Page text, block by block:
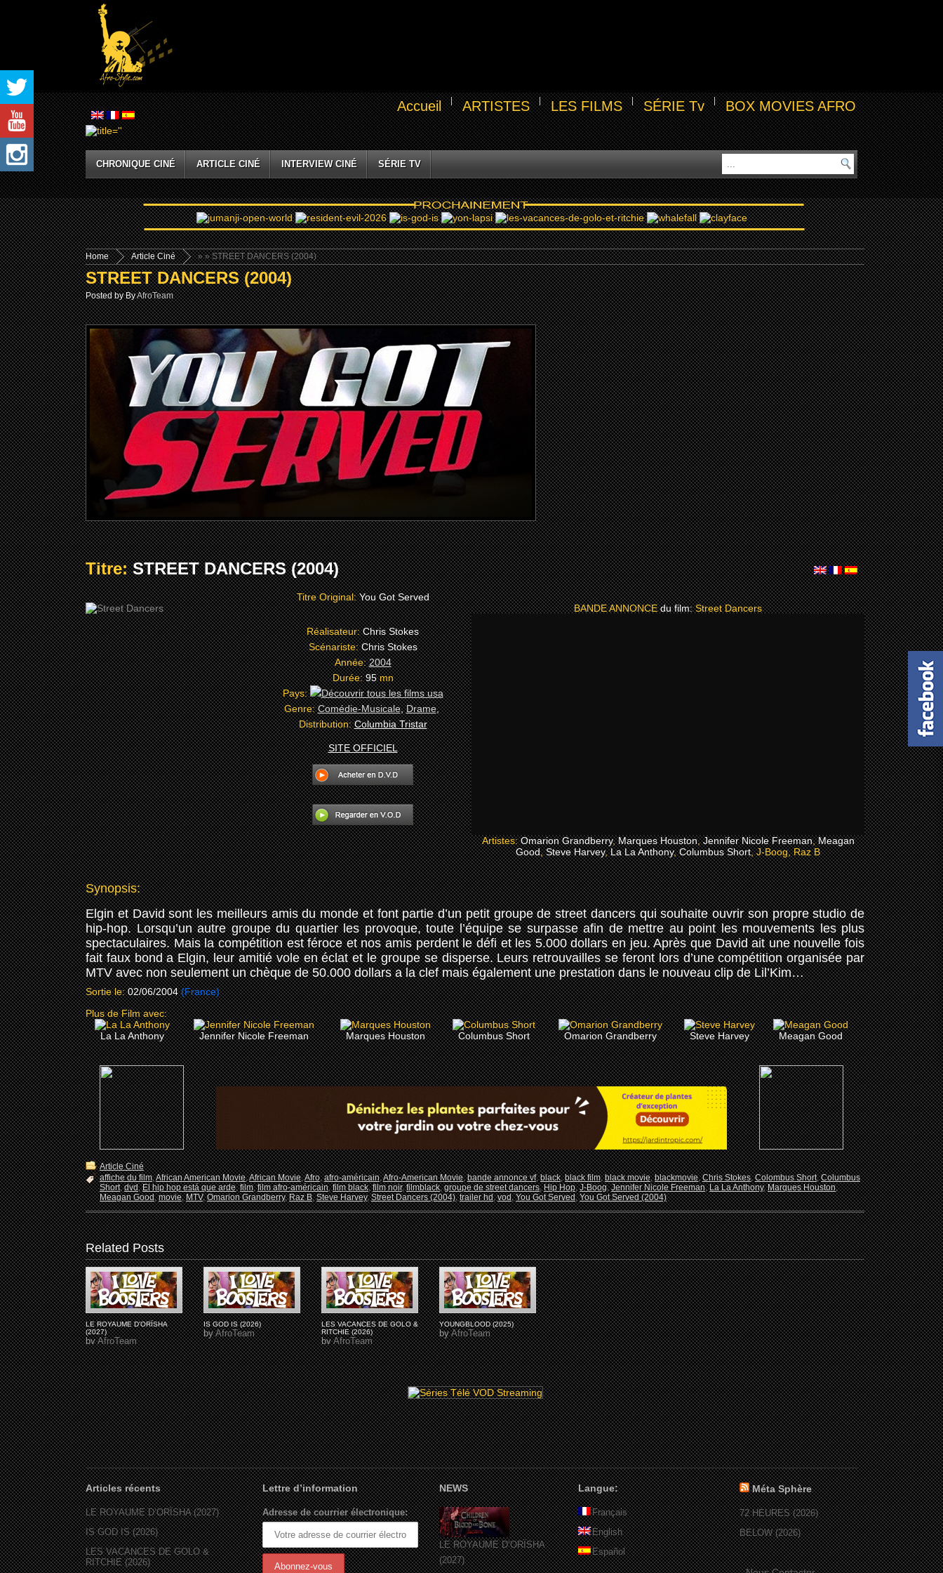
Accueil ARTISTES LES FILMS SÉRIE Tv BOX MOVIES AFRO
CHRONIQUE CINÉ ARTICLE CINÉ INTERVIEW CINÉ SÉRIE TV
Home »
Article Ciné » STREET DANCERS (2004)
STREET DANCERS (2004)
Posted by ByAfroTeam
Titre:STREET DANCERS (2004)
Titre Original:You Got Served
Réalisateur:Chris Stokes
Scénariste:Chris Stokes
Année:2004
Durée:95mn
Pays:
Genre:Comédie-Musicale,Drame,
Distribution:Columbia Tristar
SITE OFFICIEL
BANDE ANNONCE du film: Street Dancers
Artistes:Omarion Grandberry,Marques Houston,Jennifer Nicole Freeman,Meagan
Good,Steve Harvey,La La Anthony,Columbus Short, J-Boog, Raz B
Synopsis:
Elgin et David sont les meilleurs amis du monde et font partie d’un petit groupe de street dancers qui souhaite ouvrir son propre studio de
hip-hop. Lorsqu’un autre groupe du quartier les provoque, toute l’équipe se surpasse afin de mettre au point les mouvements les plus
spectaculaires. Mais la compétition est féroce et nos amis perdent le défi et les 5.000 dollars en jeu. Après que David ait une nouvelle fois
fait faux bond a Elgin, leur amitié vole en éclat et le groupe se disperse. Leurs retrouvailles se feront lors d’une compétition organisée par
MTV avec non seulement un chèque de 50.000 dollars a la clef mais également une prestation dans le nouveau clip de Lil’Kim…
Sortie le: 02/06/2004 (France)
Plus de Film avec:
La La Anthony
Jennifer Nicole Freeman Marques Houston Columbus Short Omarion Grandberry Steve Harvey Meagan Good
Article Ciné
affiche du film,African American Movie,African Movie,Afro,afro-américain,Afro-American Movie,bande annonce vf,black,black film,black movie,blackmovie,Chris Stokes,Colombus Short,Columbus
Short,dvd,El hip hop está que arde,film,film afro-américain,film black,film noir,filmblack,groupe de street dancers,Hip Hop,J-Boog,Jennifer Nicole Freeman,La La Anthony,Marques Houston,
Meagan Good,movie,MTV,Omarion Grandberry,Raz B,Steve Harvey,Street Dancers (2004),trailer hd,vod,You Got Served,You Got Served (2004)
Related Posts
LE ROYAUME D'ORÏSHA
(2027)
byAfroTeam
IS GOD IS (2026)
byAfroTeam
LES VACANCES DE GOLO &
RITCHIE (2026)
byAfroTeam
YOUNGBLOOD (2025)
byAfroTeam
Articles récents
LE ROYAUME D’ORÏSHA (2027)
IS GOD IS (2026)
LES VACANCES DE GOLO &
RITCHIE (2026)
Lettre d’information
Adresse de courrier électronique:
NEWS
LE ROYAUME D’ORÏSHA
(2027)
Langue:
Français
English
Español
Méta Sphère
72 HEURES (2026)
BELOW (2026)